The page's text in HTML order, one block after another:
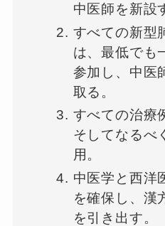
中医師を新設
すべての新型
は、最低でも
参加し、中医
取る。
すべての治療
そしてなるべ
用。
中医学と西洋
を確保し、漢
を引き出す。